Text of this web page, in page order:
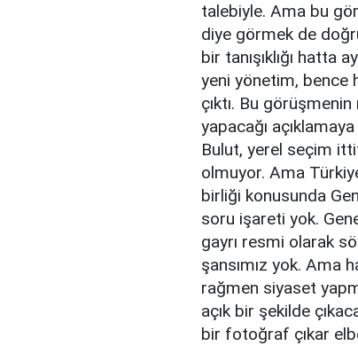
talebiyle. Ama bu
diye görmek de
bir tanışıklığı hatta
yeni yönetim, bence
çıktı. Bu
yapacağı
Bulut, yerel seçim
olmuyor. Ama
birliği konusunda
soru işareti yok.
gayrı resmi olarak
şansımız yok. Ama
rağmen siyaset
açık bir şekilde
bir fotoğraf çıkar